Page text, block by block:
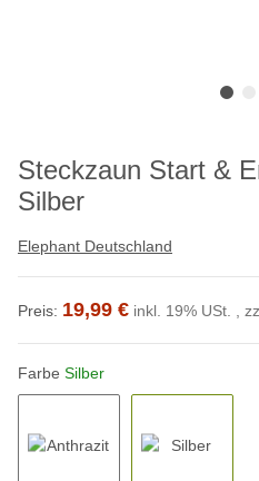
Steckzaun Start &
Silber
Elephant Deutschland
Preis: 19,99 € inkl. 19% USt. ,
Farbe Silber